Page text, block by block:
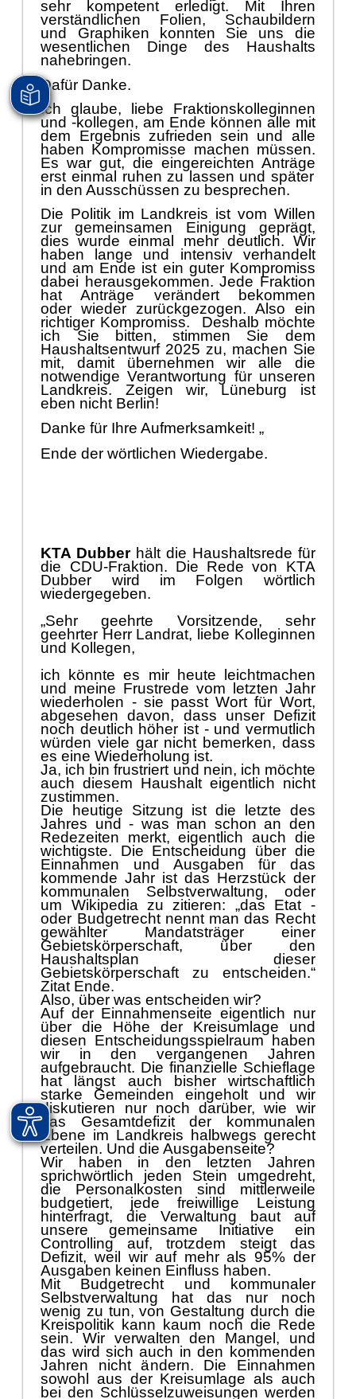
sehr kompetent erledigt. Mit Ihren
verständlichen Folien, Schaubildern
und Graphiken konnten Sie uns die
wesentlichen Dinge des Haushalts
nahebringen.
Dafür Danke.
Ich glaube, liebe Fraktionskolleginnen
und -kollegen, am Ende können alle mit
dem Ergebnis zufrieden sein und alle
haben Kompromisse machen müssen.
Es war gut, die eingereichten Anträge
erst einmal ruhen zu lassen und später
in den Ausschüssen zu besprechen.
Die Politik im Landkreis ist vom Willen
zur gemeinsamen Einigung geprägt,
dies wurde einmal mehr deutlich. Wir
haben lange und intensiv verhandelt
und am Ende ist ein guter Kompromiss
dabei herausgekommen. Jede Fraktion
hat Anträge verändert bekommen
oder wieder zurückgezogen. Also ein
richtiger Kompromiss. Deshalb möchte
ich Sie bitten, stimmen Sie dem
Haushaltsentwurf 2025 zu, machen Sie
mit, damit übernehmen wir alle die
notwendige Verantwortung für unseren
Landkreis. Zeigen wir, Lüneburg ist
eben nicht Berlin!
Danke für Ihre Aufmerksamkeit! „
Ende der wörtlichen Wiedergabe.
KTA Dubberhält die Haushaltsrede für
die CDU-Fraktion. Die Rede von KTA
Dubber wird im Folgen wörtlich
wiedergegeben.
„Sehr geehrte Vorsitzende, sehr
geehrter Herr Landrat, liebe Kolleginnen
und Kollegen,
ich könnte es mir heute leichtmachen
und meine Frustrede vom letzten Jahr
wiederholen - sie passt Wort für Wort,
abgesehen davon, dass unser Defizit
noch deutlich höher ist - und vermutlich
würden viele gar nichtbemerken, dass
es eine Wiederholung ist.
Ja, ich bin frustriert und nein, ich möchte
auch diesem Haushalt eigentlich nicht
zustimmen.
Die heutige Sitzung ist die letzte des
Jahres und - was man schon an den
Redezeiten merkt, eigentlich auch die
wichtigste. Die Entscheidung über die
Einnahmen und Ausgaben für das
kommende Jahr ist das Herzstück der
kommunalen Selbstverwaltung, oder
um Wikipedia zu zitieren: „das Etat -
oder Budgetrecht nennt man das Recht
gewählter Mandatsträger einer
Gebietskörperschaft, über den
Haushaltsplan dieser
Gebietskörperschaft zu entscheiden.“
Zitat Ende.
Also, über was entscheiden wir?
Auf der Einnahmenseite eigentlich nur
über die Höhe der Kreisumlage und
diesen Entscheidungsspielraum haben
wir in den vergangenen Jahren
aufgebraucht. Die finanzielle Schieflage
hat längst auch bisher wirtschaftlich
starke Gemeinden eingeholt und wir
diskutieren nur noch darüber, wie wir
das Gesamtdefizit der kommunalen
Ebene im Landkreis halbwegs gerecht
verteilen. Und die Ausgabenseite?
Wir haben in den letzten Jahren
sprichwörtlich jeden Stein umgedreht,
die Personalkosten sind mittlerweile
budgetiert, jede freiwillige Leistung
hinterfragt, die Verwaltung baut auf
unsere gemeinsame Initiative ein
Controlling auf, trotzdem steigt das
Defizit, weil wir auf mehr als 95% der
Ausgaben keinen Einfluss haben.
Mit Budgetrecht und kommunaler
Selbstverwaltung hat das nur noch
wenig zu tun, von Gestaltung durch die
Kreispol itik kann kaum noch die Rede
sein. Wir verwalten den Mangel, und
das wird sich auch in den kommenden
Jahren nicht ändern. Die Einnahmen
sowohl aus der Kreisumlage als auch
bei den Schlüsselzuweisungen werden